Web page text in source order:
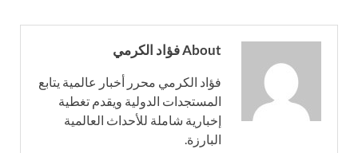
About فؤاد الكرمي
فؤاد الكرمي محرر أخبار عالمية يتابع
المستجدات الدولية ويقدم تغطية
إخبارية شاملة للأحداث العالمية
البارزة.